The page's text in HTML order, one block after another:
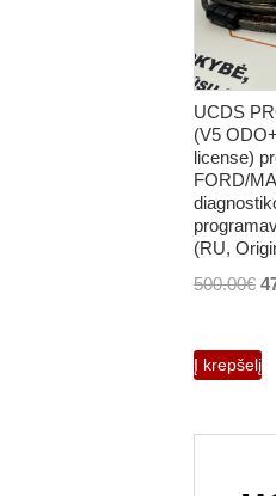
UCDS
(V5
license)
FORD/
(RU,
500.00€
Į krepšelį